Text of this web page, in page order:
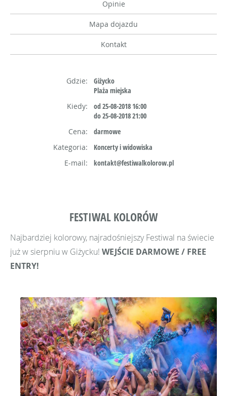
Opinie
Mapa dojazdu
Kontakt
Gdzie:
Giżycko
Plaża miejska
Kiedy:
od 25-08-2018 16:00
do 25-08-2018 21:00
Cena:
darmowe
Kategoria:
Koncerty i widowiska
E-mail:
kontakt@festiwalkolorow.pl
FESTIWAL KOLORÓW
Najbardziej kolorowy, najradośniejszy Festiwal na świecie
już w sierpniu w Giżycku! WEJŚCIE DARMOWE / FREE
ENTRY!